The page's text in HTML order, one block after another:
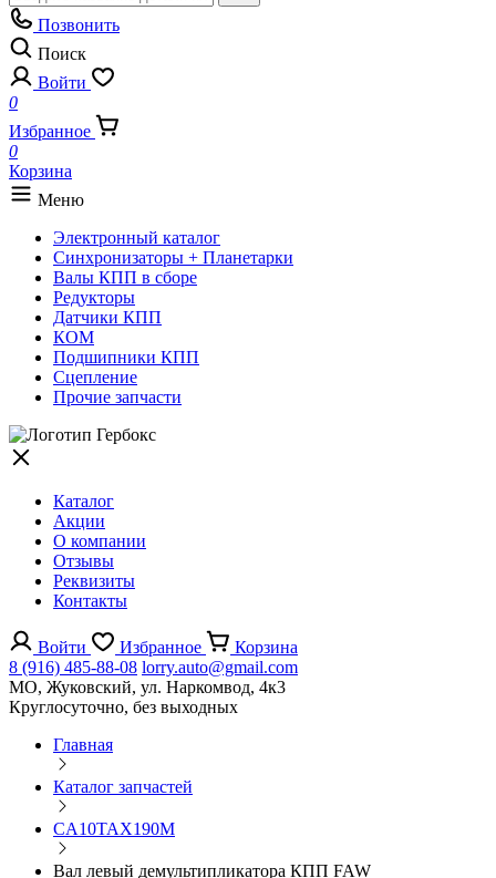
Позвонить
Поиск
Войти
0
Избранное
0
Корзина
Меню
Электронный каталог
Синхронизаторы + Планетарки
Валы КПП в сборе
Редукторы
Датчики КПП
КОМ
Подшипники КПП
Сцепление
Прочие запчасти
Каталог
Акции
О компании
Отзывы
Реквизиты
Контакты
Войти Избранное
Корзина
8 (916) 485-88-08 lorry.auto@gmail.com
МО, Жуковский, ул. Наркомвод, 4к3
Круглосуточно, без выходных
Главная
Каталог запчастей
CA10TAX190M
Вал левый демультипликатора КПП FAW